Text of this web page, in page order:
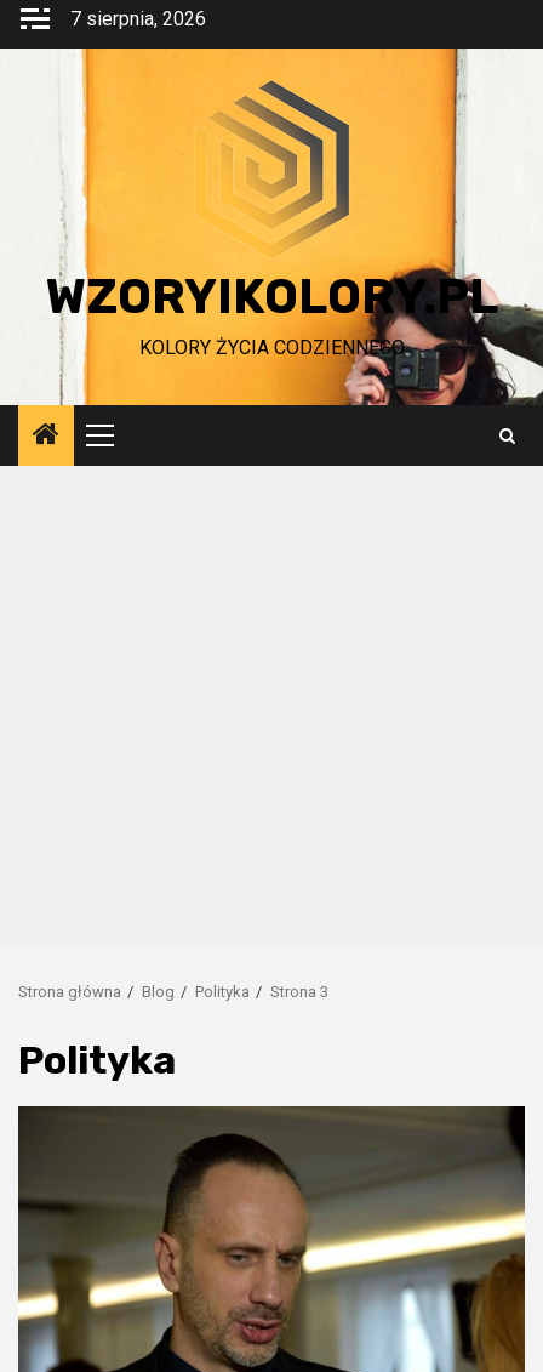
Przejdź
7 sierpnia, 2026
WZORYIKOLORY.PL
KOLORY ŻYCIA CODZIENNEGO
Menu
główne
Strona główna Blog Polityka Strona 3
Polityka